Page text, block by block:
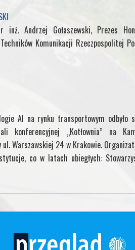
Andrzej Gołaszewski, Prezes
Komunikacji Rzeczpospolitej
AI na rynku transportowym odbyło
„Kotłownia” na
Warszawskiej 24 w Krakowie.
co w latach ubiegłych: